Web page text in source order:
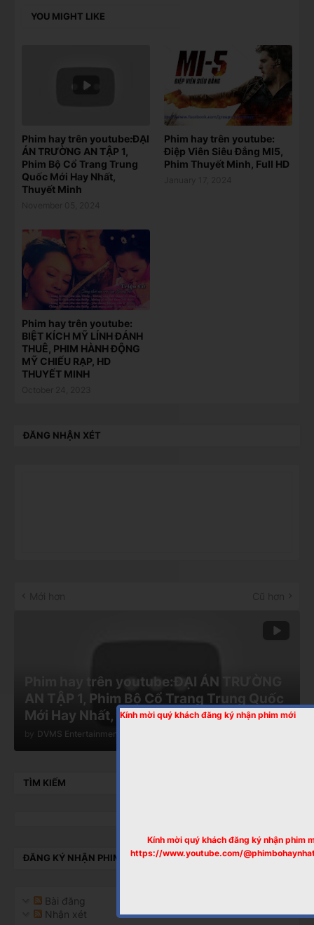
Kính mời quý khách đăng ký nhận phim mới
Kính mời quý khách đăng ký nhận phim
https://www.youtube.com/
YOU MIGHT LIKE
Phim hay trên youtube:ĐẠI
ÁN TRƯỜNG AN TẬP 1,
Phim Bộ Cổ Trang Trung
Quốc Mới Hay Nhất,
Thuyết Minh
Phim hay trên youtube:
Điệp Viên Siêu Đẳng MI5,
Phim Thuyết Minh, Full HD
Phim hay trên youtube:
BIỆT KÍCH MỸ LÍNH ĐÁNH
THUÊ, PHIM HÀNH ĐỘNG
MỸ CHIẾU RẠP, HD
THUYẾT MINH
ĐĂNG NHẬN XÉT
Phim hay trên youtube:ĐẠI ÁN TRƯỜNG
AN TẬP 1, Phim Bộ Cổ Trang Trung Quốc
Mới Hay Nhất, Thuyết Minh
by DVMS Entertainment
TÌM KIẾM
ĐĂNG KÝ NHẬN PHIM MỚI
Bài đăng
Nhận xét